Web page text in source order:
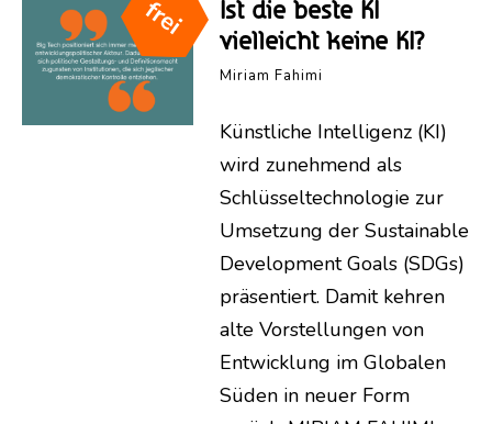
Ist die beste KI
vielleicht keine KI?
Miriam Fahimi
Künstliche Intelligenz (KI)
wird zunehmend als
Schlüsseltechnologie zur
Umsetzung der Sustainable
Development Goals (SDGs)
präsentiert. Damit kehren
alte Vorstellungen von
Entwicklung im Globalen
Süden in neuer Form